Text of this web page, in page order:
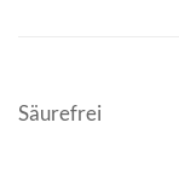
Säurefrei